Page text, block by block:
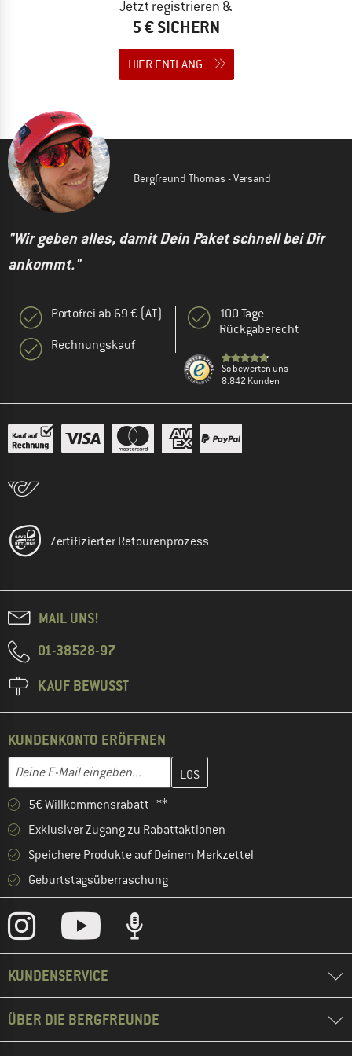
Jetzt registrieren &
5 € SICHERN
HIER ENTLANG
Bergfreund Thomas - Versand
"Wir geben alles, damit Dein Paket schnell bei Dir
ankommt."
Portofrei ab 69 € (AT)
Rechnungskauf
100 Tage
Rückgaberecht
So bewerten uns
8.842 Kunden
Zertifizierter Retourenprozess
MAIL UNS!
01-38528-97
KAUF BEWUSST
KUNDENKONTO ERÖFFNEN
E-Mail-Adresse
Gib hier deine E-Mail-Adresse ein und erstelle im nächsten
5€ Willkommensrabatt **
Exklusiver Zugang zu Rabattaktionen
Speichere Produkte auf Deinem Merkzettel
Geburtstagsüberraschung
KUNDENSERVICE
ÜBER DIE BERGFREUNDE